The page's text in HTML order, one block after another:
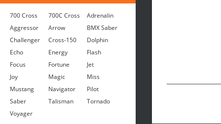
700 Cross 700C Cross
Adrenalin
Aggressor
Arrow
BMX Saber
Challenger
Cross-150
Dolphin
Echo
Energy
Flash
Focus
Fortune
Jet
Joy
Magic
Miss
Mustang
Navigator
Pilot
Saber
Talisman
Tornado
Voyager